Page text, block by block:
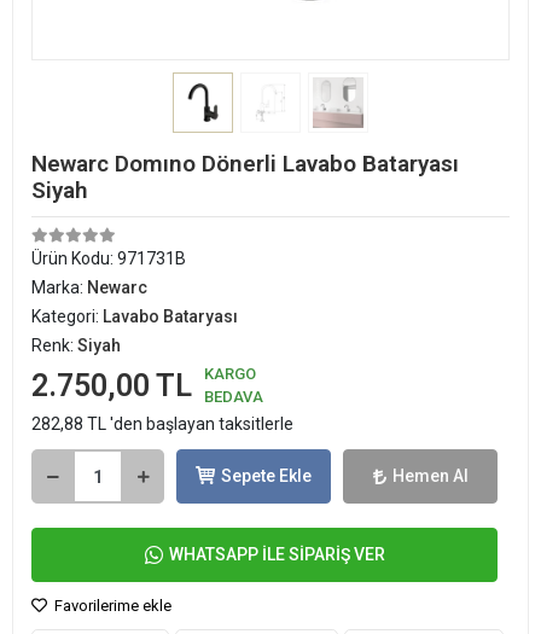
Newarc Domıno Dönerli Lavabo Bataryası
Siyah
Ürün Kodu: 971731B
Marka: Newarc
Kategori: Lavabo Bataryası
Renk: Siyah
2.750,00 TL
KARGO
BEDAVA
282,88 TL 'den başlayan taksitlerle
Sepete Ekle Hemen Al
WHATSAPP İLE SİPARİŞ VER
Favorilerime ekle